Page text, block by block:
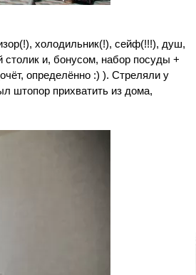
холодильник(!), сейф(!!!), душ,
и, бонусом, набор посуды +
определённо :) ). Стреляли у
штопор прихватить из дома,